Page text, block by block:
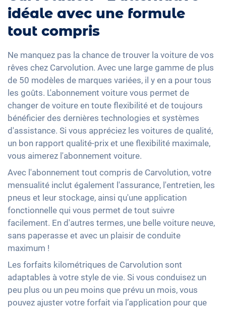
idéale avec une formule
tout compris
Ne manquez pas la chance de trouver la voiture de vos
rêves chez Carvolution. Avec une large gamme de plus
de 50 modèles de marques variées, il y en a pour tous
les goûts. L'abonnement voiture vous permet de
changer de voiture en toute flexibilité et de toujours
bénéficier des dernières technologies et systèmes
d'assistance. Si vous appréciez les voitures de qualité,
un bon rapport qualité-prix et une flexibilité maximale,
vous aimerez l'abonnement voiture.
Avec l'abonnement tout compris de Carvolution, votre
mensualité inclut également l'assurance, l'entretien, les
pneus et leur stockage, ainsi qu'une application
fonctionnelle qui vous permet de tout suivre
facilement. En d'autres termes, une belle voiture neuve,
sans paperasse et avec un plaisir de conduite
maximum !
Les forfaits kilométriques de Carvolution sont
adaptables à votre style de vie. Si vous conduisez un
peu plus ou un peu moins que prévu un mois, vous
pouvez ajuster votre forfait via l’application pour que